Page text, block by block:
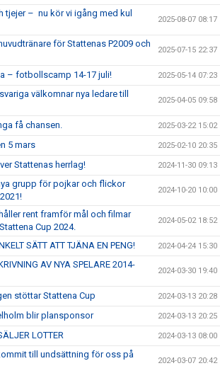
tjejer – nu kör vi igång med kul
2025-08-07 08:17
för Stattenas P2009 och
2025-07-15 22:37
– fotbollscamp 14-17 juli! 2025-05-14 07:23
välkomnar nya ledare till
2025-04-05 09:58
få chansen. 2025-03-22 15:02
5 mars 2025-02-10 20:35
Stattenas herrlag! 2024-11-30 09:13
grupp för pojkar och flickor
2024-10-20 10:00
rent framför mål och filmar
Cup 2024.
2024-05-02 18:52
SÄTT ATT TJÄNA EN PENG! 2024-04-24 15:30
AV NYA SPELARE 2014-
2024-03-30 19:40
stöttar Stattena Cup 2024-03-13 20:28
blir plansponsor 2024-03-13 20:25
LOTTER 2024-03-13 08:00
till undsättning för oss på
2024-03-07 20:42